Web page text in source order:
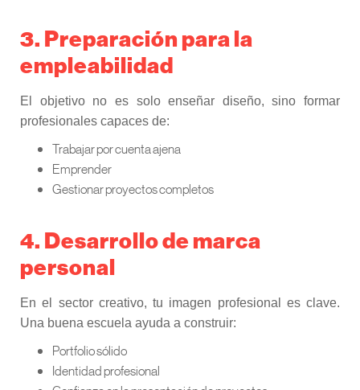
3. Preparación para la
empleabilidad
El objetivo no es solo enseñar diseño, sino formar
profesionales capaces de:
Trabajar por cuenta ajena
Emprender
Gestionar proyectos completos
4. Desarrollo de marca
personal
En el sector creativo, tu imagen profesional es clave.
Una buena escuela ayuda a construir:
Portfolio sólido
Identidad profesional